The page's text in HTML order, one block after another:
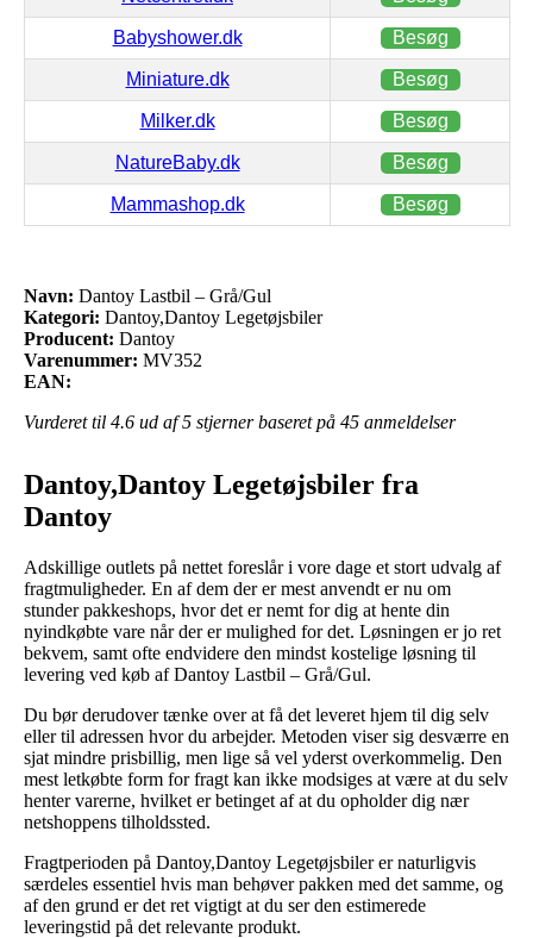
Babyshower.dk Besøg
Miniature.dk Besøg
Milker.dk Besøg
NatureBaby.dk Besøg
Mammashop.dk Besøg
Navn: Dantoy Lastbil – Grå/Gul
Kategori: Dantoy,Dantoy Legetøjsbiler
Producent: Dantoy
Varenummer: MV352
EAN:
Vurderet til 4.6 ud af 5 stjerner baseret på 45 anmeldelser
Dantoy,Dantoy Legetøjsbiler fra
Dantoy
Adskillige outlets på nettet foreslår i vore dage et stort udvalg af
fragtmuligheder. En af dem der er mest anvendt er nu om
stunder pakkeshops, hvor det er nemt for dig at hente din
nyindkøbte vare når der er mulighed for det. Løsningen er jo ret
bekvem, samt ofte endvidere den mindst kostelige løsning til
levering ved køb af Dantoy Lastbil – Grå/Gul.
Du bør derudover tænke over at få det leveret hjem til dig selv
eller til adressen hvor du arbejder. Metoden viser sig desværre en
sjat mindre prisbillig, men lige så vel yderst overkommelig. Den
mest letkøbte form for fragt kan ikke modsiges at være at du selv
henter varerne, hvilket er betinget af at du opholder dig nær
netshoppens tilholdssted.
Fragtperioden på Dantoy,Dantoy Legetøjsbiler er naturligvis
særdeles essentiel hvis man behøver pakken med det samme, og
af den grund er det ret vigtigt at du ser den estimerede
leveringstid på det relevante produkt.